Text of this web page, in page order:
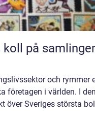
koll på
och rymmer
företagen i världen. I
över Sveriges största